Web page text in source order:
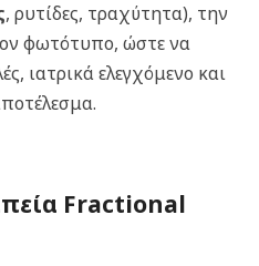
, ρυτίδες, τραχύτητα), την
φωτότυπο, ώστε να
ιατρικά ελεγχόμενο και
Fractional